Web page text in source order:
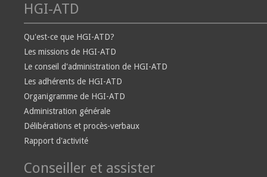
HGI-ATD
Qu'est-ce que HGI-ATD?
Les missions de HGI-ATD
Le conseil d'administration de HGI-ATD
Les adhérents de HGI-ATD
Organigramme de HGI-ATD
Administration générale
Délibérations et procès-verbaux
Rapport d'activité
Conseiller et assister